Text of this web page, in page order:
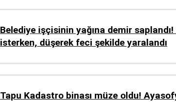
Belediye işçisinin yağına demir
isterken, düşerek feci şekilde yaralandı
Tapu Kadastro binası müze oldu!